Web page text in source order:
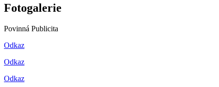
Fotogalerie
Povinná Publicita
Odkaz
Odkaz
Odkaz